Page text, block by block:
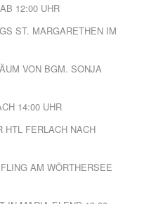
12:00 UHR
ST. MARGARETHEN IM
VON BGM. SONJA
14:00 UHR
HTL FERLACH NACH
AM WÖRTHERSEE